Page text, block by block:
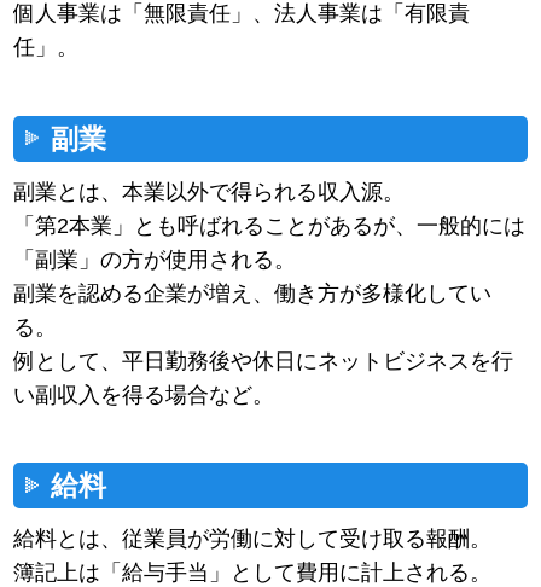
個人事業は「無限責任」、法人事業は「有限責
任」。
副業
副業とは、本業以外で得られる収入源。
「第2本業」とも呼ばれることがあるが、一般的には
「副業」の方が使用される。
副業を認める企業が増え、働き方が多様化してい
る。
例として、平日勤務後や休日にネットビジネスを行
い副収入を得る場合など。
給料
給料とは、従業員が労働に対して受け取る報酬。
簿記上は「給与手当」として費用に計上される。